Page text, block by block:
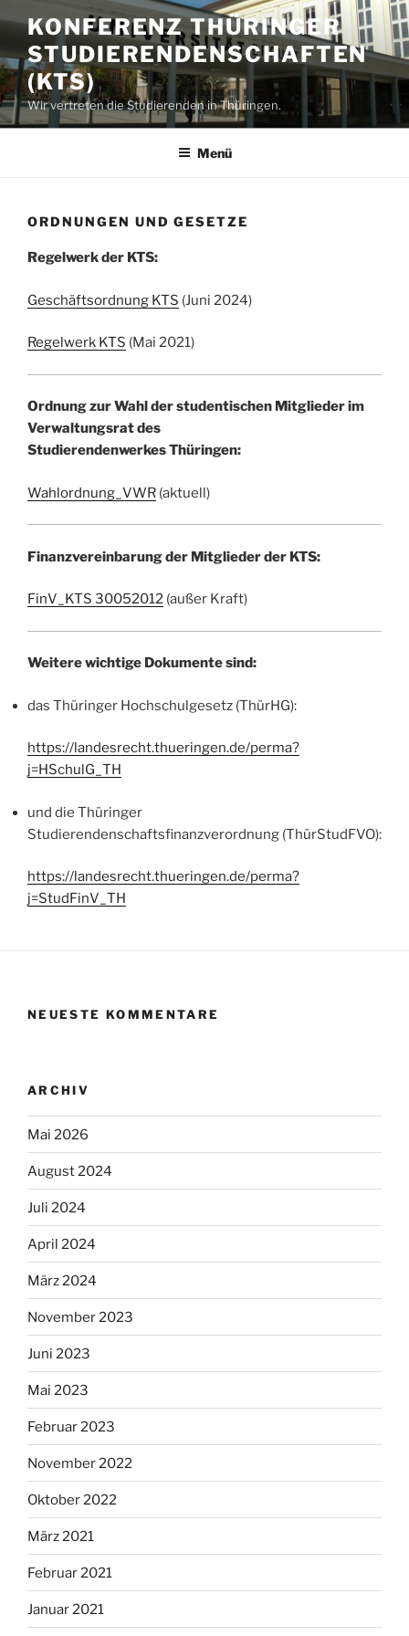
Inhalt
springen
KONFERENZ THÜRINGER
STUDIERENDENSCHAFTEN
(KTS)
Wir vertreten die Studierenden in Thüringen.
Menü
ORDNUNGEN UND GESETZE
Regelwerk der KTS:
Geschäftsordnung KTS (Juni 2024)
Regelwerk KTS (Mai 2021)
Ordnung zur Wahl der studentischen Mitglieder im
Verwaltungsrat des
Studierendenwerkes Thüringen:
Wahlordnung_VWR (aktuell)
Finanzvereinbarung der Mitglieder der KTS:
FinV_KTS 30052012 (außer Kraft)
Weitere wichtige Dokumente sind:
das Thüringer Hochschulgesetz (ThürHG):
https://landesrecht.thueringen.de/perma?
j=HSchulG_TH
und die Thüringer
Studierendenschaftsfinanzverordnung (ThürStudFVO):
https://landesrecht.thueringen.de/perma?
j=StudFinV_TH
NEUESTE KOMMENTARE
ARCHIV
Mai 2026
August 2024
Juli 2024
April 2024
März 2024
November 2023
Juni 2023
Mai 2023
Februar 2023
November 2022
Oktober 2022
März 2021
Februar 2021
Januar 2021